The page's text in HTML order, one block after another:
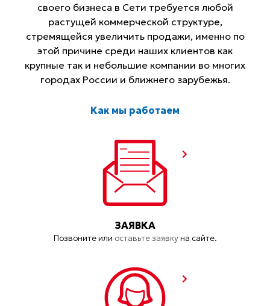
своего бизнеса в Сети требуется любой
растущей коммерческой структуре,
стремящейся увеличить продажи, именно по
этой причине среди наших клиентов как
крупные так и небольшие компании во многих
городах России и ближнего зарубежья.
Как мы работаем
ЗАЯВКА
Позвоните или оставьте заявкуна сайте.